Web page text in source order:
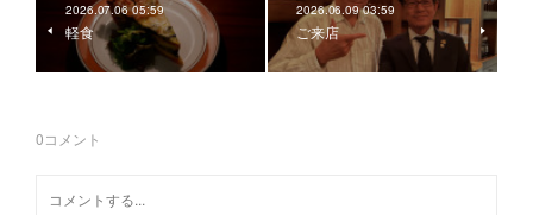
2026.07.06 05:59
軽食
2026.06.09 03:59
ご来店
0コメント